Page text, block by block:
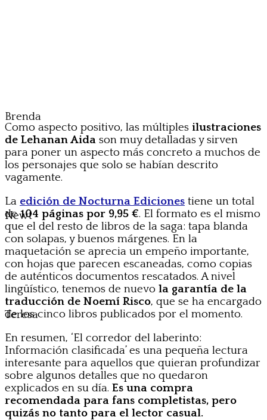
Brenda
Newt
Teresa
Como aspecto positivo, las múltiples ilustraciones
de Lehanan Aida son muy detalladas y sirven
para poner un aspecto más concreto a muchos de
los personajes que solo se habían descrito
vagamente.
La edición de Nocturna Ediciones tiene un total
de104 páginas por 9,95 €. El formato es el mismo
que el del resto de libros de la saga: tapa blanda
con solapas, y buenos márgenes. En la
maquetación se aprecia un empeño importante,
con hojas que parecen escaneadas, como copias
de auténticos documentos rescatados. A nivel
lingüístico, tenemos de nuevo la garantía de la
traducción de Noemí Risco, que se ha encargado
de los cinco libros publicados por el momento.
En resumen, ‘El corredor del laberinto:
Información clasificada’ es una pequeña lectura
interesante para aquellos que quieran profundizar
sobre algunos detalles que no quedaron
explicados en su día. Es una compra
recomendada para fans completistas, pero
quizás no tanto para el lector casual.